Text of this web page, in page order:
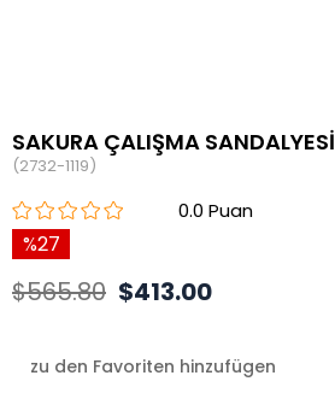
SAKURA ÇALIŞMA SANDALYESİ
(2732-1119)
0.0
27
$565.80 $413.00
zu den Favoriten hinzufügen